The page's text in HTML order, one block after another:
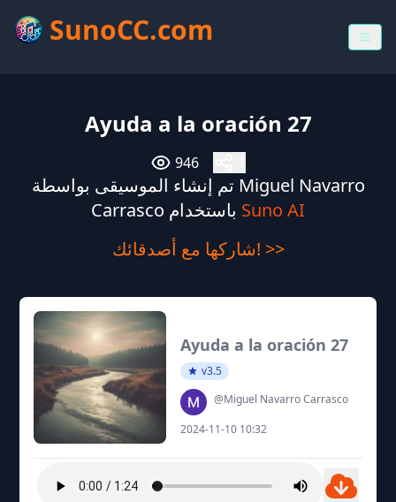
SunoCC.com
Ayuda a la oración 27
946
تم إنشاء الموسيقى بواسطة Miguel Navarro
Suno AI
شاركها مع أصدقائك! >>
Ayuda a la oración 27
v3.5
@Miguel Navarro Carrasco
2024-11-10 10:32